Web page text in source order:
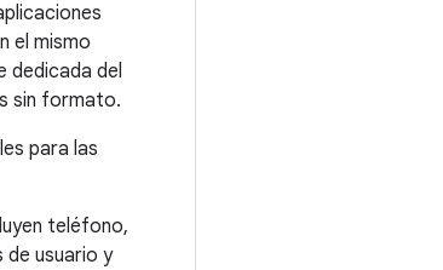
el mismo
dedicada del
sin formato.
para las
teléfono,
usuario y